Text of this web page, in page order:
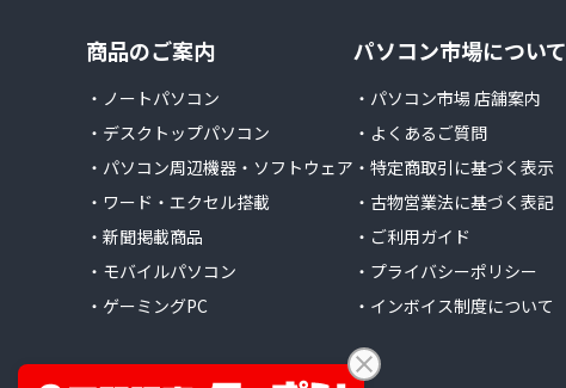
商品のご案内
・ノートパソコン
・デスクトップパソコン
・パソコン周辺機器・ソフトウェア
・ワード・エクセル搭載
・新聞掲載商品
・モバイルパソコン
・ゲーミングPC
パソコン市場について
・パソコン市場 店舗案内
・よくあるご質問
・特定商取引に基づく表示
・古物営業法に基づく表記
・ご利用ガイド
・プライバシーポリシー
・インボイス制度について